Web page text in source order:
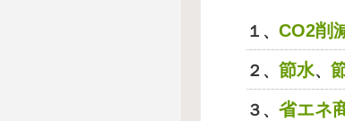
１、 CO2削
２、 節水、
３、 省エネ